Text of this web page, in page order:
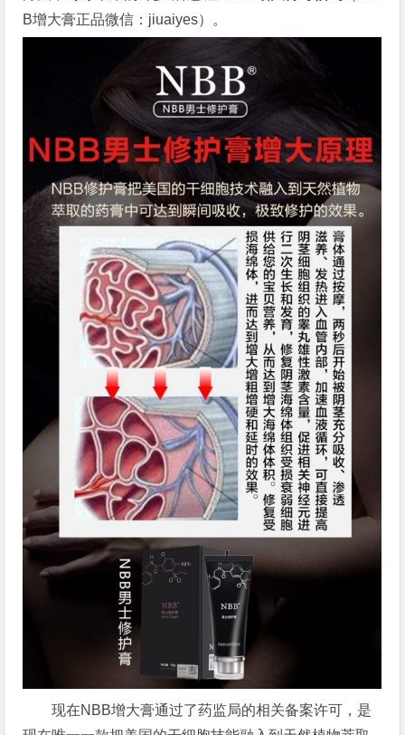
B增大膏正品微信：jiuaiyes）。
现在NBB增大膏通过了药监局的相关备案许可，是